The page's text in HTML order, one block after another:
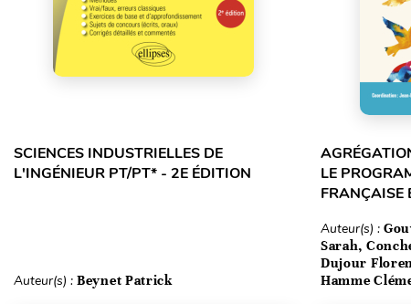
SCIENCES INDUSTRIELLES DE
L'INGÉNIEUR PT/PT* - 2E ÉDITION
Auteur(s) : Beynet Patrick
LE
FRANÇAISE
Auteur(s) :
Sarah,
Dujour
Hamme